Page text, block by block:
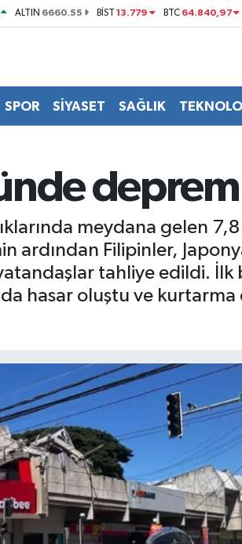
ALTIN 6660.55 BİST13.779 BTC 64.840,97
SPOR SİYASET SAĞLIK
meydana gelen
ardından Filipinler,
tahliye edildi.
hasar oluştu ve kurtarma